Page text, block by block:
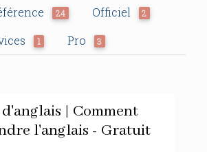
24 Officiel 2
1 Pro 3
| Comment
l'anglais - Gratuit